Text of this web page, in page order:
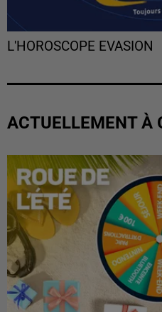
L'HOROSCOPE EVASION
ACTUELLEMENT À